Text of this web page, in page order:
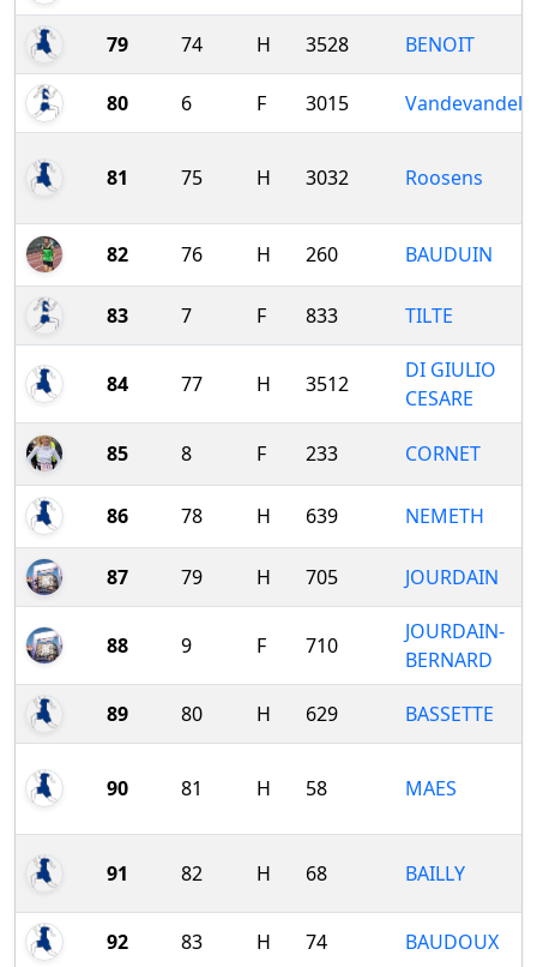
79 74 H 3528 BENOIT
80 6 F 3015 Vandevandel
81 75 H 3032 Roosens
82 76 H 260 BAUDUIN
83 7 F 833 TILTE
84 77 H 3512
DI GIULIO
CESARE
85 8 F 233 CORNET
86 78 H 639 NEMETH
87 79 H 705 JOURDAIN
88 9 F 710
JOURDAIN-
BERNARD
89 80 H 629 BASSETTE
90 81 H 58 MAES
91 82 H 68 BAILLY
92 83 H 74 BAUDOUX